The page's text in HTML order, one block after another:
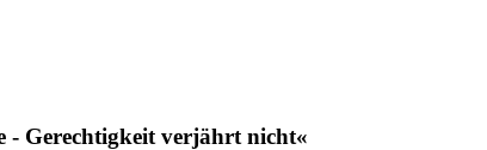
- Gerechtigkeit verjährt nicht«